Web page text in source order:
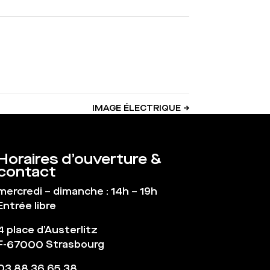
IMAGE ÉLECTRIQUE →
d’ouverture &
– dimanche : 14h – 19h
libre
place d’Austerlitz
67000 Strasbourg